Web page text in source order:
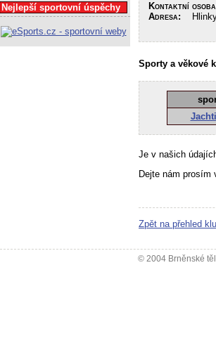
Kontaktní
Adresa:
Sporty a věkové
Je v našich
Dejte nám prosím
Zpět na přehled
Nejlepší sportovní úspěchy
© 2004 Brněnské